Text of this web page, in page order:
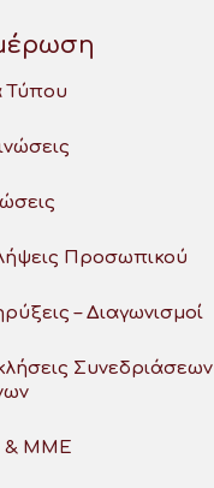
Τύπου
Προσωπικού
– Διαγωνισμοί
Συνεδριάσεων
& ΜΜΕ